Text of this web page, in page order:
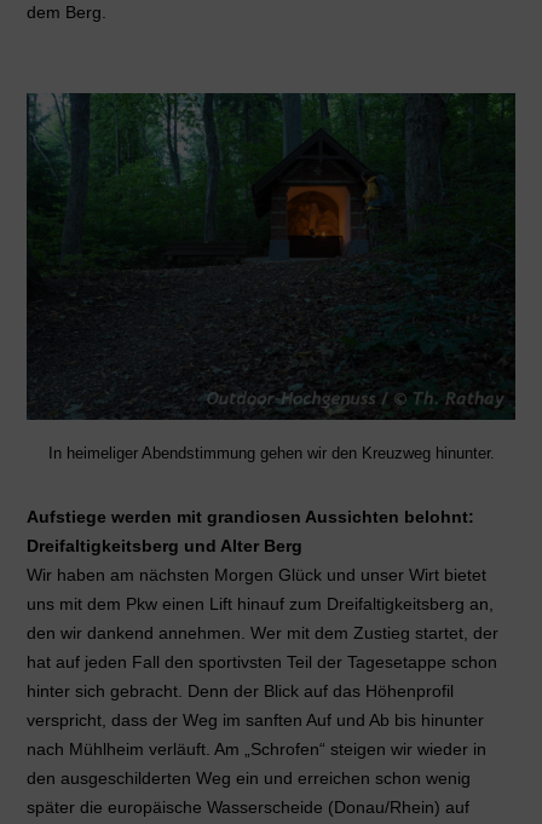
dem Berg.
In heimeliger Abendstimmung gehen wir den Kreuzweg hinunter.
Aufstiege werden mit grandiosen Aussichten belohnt:
Dreifaltigkeitsberg und Alter Berg
Wir haben am nächsten Morgen Glück und unser Wirt bietet
uns mit dem Pkw einen Lift hinauf zum Dreifaltigkeitsberg an,
den wir dankend annehmen. Wer mit dem Zustieg startet, der
hat auf jeden Fall den sportivsten Teil der Tagesetappe schon
hinter sich gebracht. Denn der Blick auf das Höhenprofil
verspricht, dass der Weg im sanften Auf und Ab bis hinunter
nach Mühlheim verläuft. Am „Schrofen“ steigen wir wieder in
den ausgeschilderten Weg ein und erreichen schon wenig
später die europäische Wasserscheide (Donau/Rhein) auf